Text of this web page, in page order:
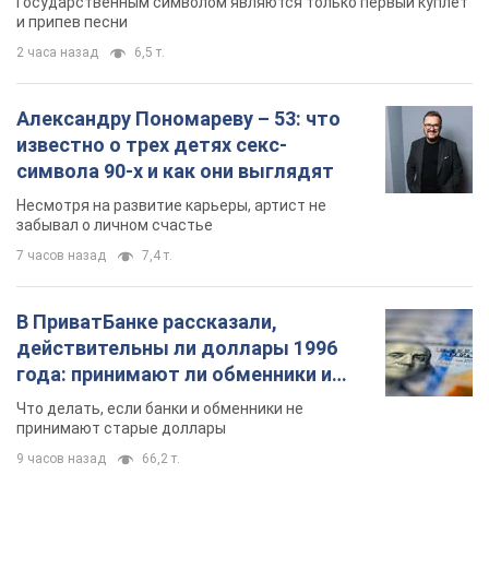
и припев песни
2 часа назад 6,5 т.
Александру Пономареву – 53: что
известно о трех детях секс-
символа 90-х и как они выглядят
Несмотря на развитие карьеры, артист не
забывал о личном счастье
7 часов назад 7,4 т.
В ПриватБанке рассказали,
действительны ли доллары 1996
года: принимают ли обменники и
банки такие купюры
Что делать, если банки и обменники не
принимают старые доллары
9 часов назад 66,2 т.